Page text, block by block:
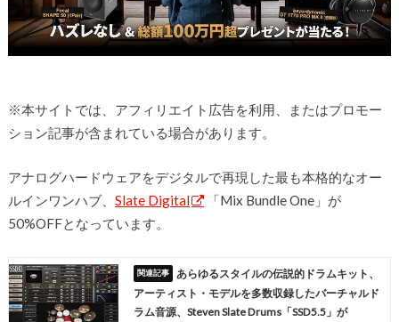
※本サイトでは、アフィリエイト広告を利用、またはプロモー
ション記事が含まれている場合があります。
アナログハードウェアをデジタルで再現した最も本格的なオー
ルインワンハブ、 Slate Digital
「Mix Bundle One」が
50%OFFとなっています。
あらゆるスタイルの伝説的ドラムキット、
アーティスト・モデルを多数収録したバーチャルド
ラム音源、Steven Slate Drums「SSD5.5」が